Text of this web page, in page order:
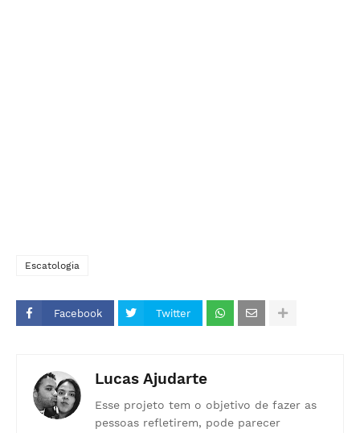
Escatologia
Facebook Twitter
Lucas Ajudarte
Esse projeto tem o objetivo de fazer as
pessoas refletirem, pode parecer